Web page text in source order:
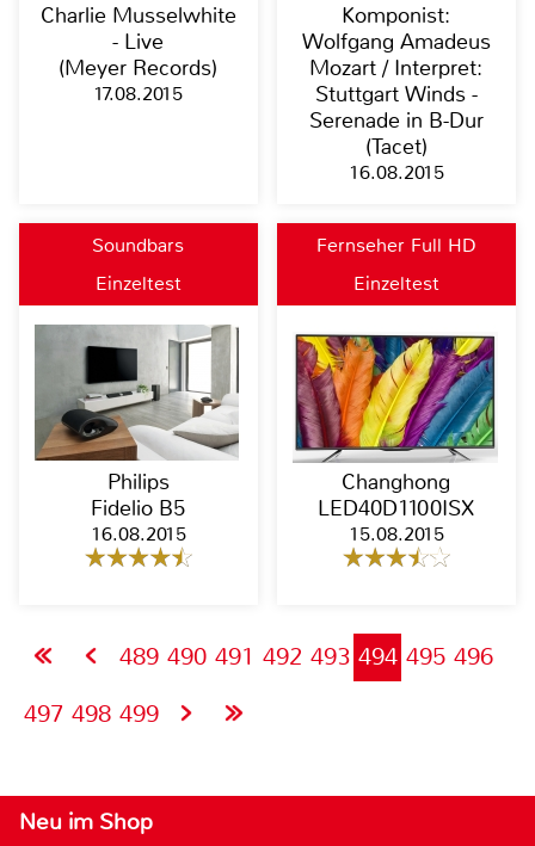
Charlie Musselwhite
- Live
(Meyer Records)
17.08.2015
Komponist:
Wolfgang Amadeus
Mozart / Interpret:
Stuttgart Winds -
Serenade in B-Dur
(Tacet)
16.08.2015
Soundbars
Einzeltest
Philips
Fidelio B5
16.08.2015
Fernseher Full HD
Einzeltest
Changhong
LED40D1100ISX
15.08.2015
489 490 491 492 493 494 495 496
497 498 499
Neu im Shop